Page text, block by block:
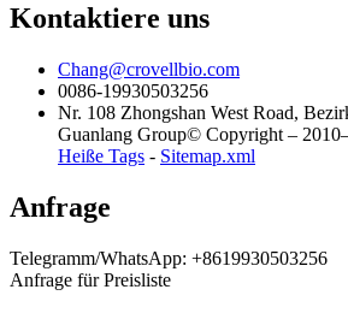
Kontaktiere uns
Chang@crovellbio.com
0086-19930503256
Nr. 108 Zhongshan West Road,
Guanlang Group© Copyright –
Heiße Tags - Sitemap.xml
Anfrage
Telegramm/WhatsApp: +8619930503256
Anfrage für Preisliste